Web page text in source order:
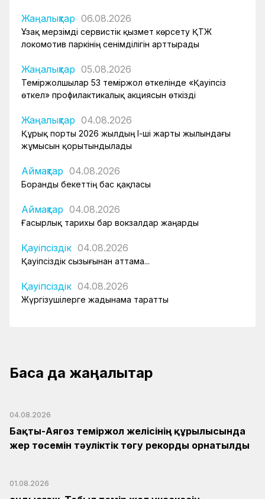
Жаңалықтар 06.08.2026
Ұзақ мерзімді сервистік қызмет көрсету ҚТЖ
локомотив паркінің сенімділігін арттырады
Жаңалықтар 05.08.2026
Теміржолшылар 53 теміржол өткелінде «Қауіпсіз
өткел» профилактикалық акциясын өткізді
Жаңалықтар 04.08.2026
Құрық порты 2026 жылдың І-ші жарты жылындағы
жұмысын қорытындылады
Аймақтар 04.08.2026
Боранды бекеттің бас қақпасы
Аймақтар 04.08.2026
Ғасырлық тарихы бар вокзалдар жаңарды
Қауіпсіздік 04.08.2026
Қауіпсіздік сызығынан аттама...
Қауіпсіздік 04.08.2026
Жүргізушілерге жадынама таратты
Басқа да жаңалықтар
04.08.2026
Бақты-Аягөз теміржол желісінің құрылысында
жер төсемін тәуліктік төгу рекорды орнатылды
01.08.2026